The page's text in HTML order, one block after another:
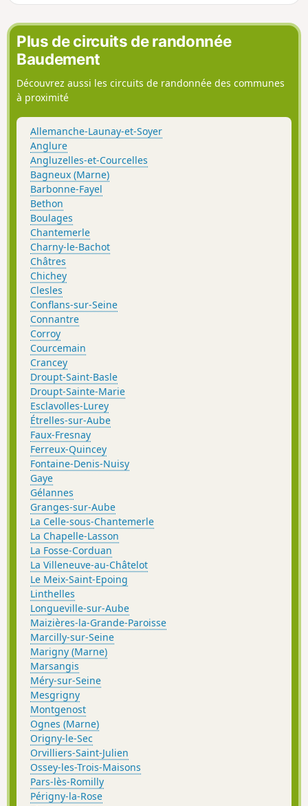
Plus de circuits de randonnée
Baudement
Découvrez aussi les circuits de randonnée des communes
à proximité
Allemanche-Launay-et-Soyer
Anglure
Angluzelles-et-Courcelles
Bagneux (Marne)
Barbonne-Fayel
Bethon
Boulages
Chantemerle
Charny-le-Bachot
Châtres
Chichey
Clesles
Conflans-sur-Seine
Connantre
Corroy
Courcemain
Crancey
Droupt-Saint-Basle
Droupt-Sainte-Marie
Esclavolles-Lurey
Étrelles-sur-Aube
Faux-Fresnay
Ferreux-Quincey
Fontaine-Denis-Nuisy
Gaye
Gélannes
Granges-sur-Aube
La Celle-sous-Chantemerle
La Chapelle-Lasson
La Fosse-Corduan
La Villeneuve-au-Châtelot
Le Meix-Saint-Epoing
Linthelles
Longueville-sur-Aube
Maizières-la-Grande-Paroisse
Marcilly-sur-Seine
Marigny (Marne)
Marsangis
Méry-sur-Seine
Mesgrigny
Montgenost
Ognes (Marne)
Origny-le-Sec
Orvilliers-Saint-Julien
Ossey-les-Trois-Maisons
Pars-lès-Romilly
Périgny-la-Rose